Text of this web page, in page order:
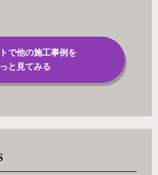
で他の施工事例を
と見てみる